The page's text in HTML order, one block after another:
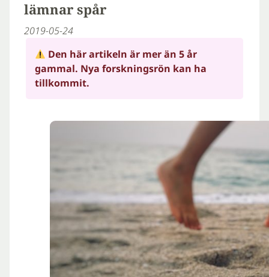
lämnar spår
2019-05-24
Den här artikeln är mer än 5 år
gammal. Nya forskningsrön kan ha
tillkommit.